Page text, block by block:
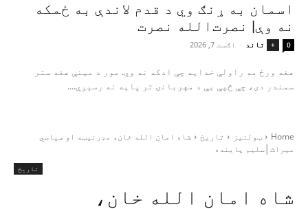
اسمان به ړنګ وي د قدم لاندې به ځمکه
نه وې| نصرت‌الله نصرت
+ تاند - اګست 7, 2026 0
هغه ورځ مه راولې خدایه چې ادکه نه وي. مور د مینې هغه ستر
سمندر دی، چې څپې یې د مهربانۍ تر پایه نه رسېږي....